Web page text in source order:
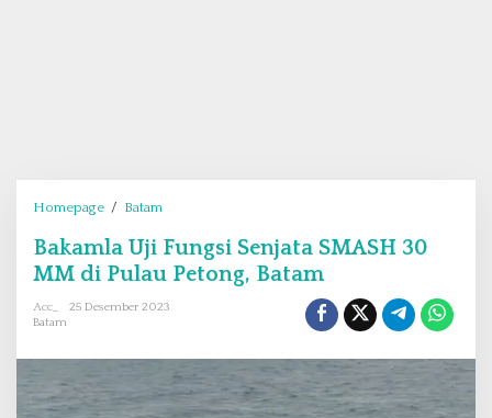
Homepage / Batam
k
a
U
Bakamla Uji Fungsi Senjata SMASH 30
MM di Pulau Petong, Batam
Acc_
25 Desember 2023
Batam